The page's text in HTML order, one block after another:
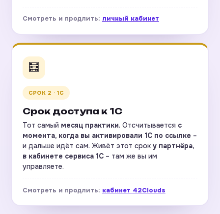
Смотреть и продлить: личный кабинет
🧮
СРОК 2 · 1С
Срок доступа к 1С
Тот самый месяц практики. Отсчитывается с
момента, когда вы активировали 1С по ссылке –
и дальше идёт сам. Живёт этот срок у партнёра,
в кабинете сервиса 1С– там же вы им
управляете.
Смотреть и продлить: кабинет 42Clouds